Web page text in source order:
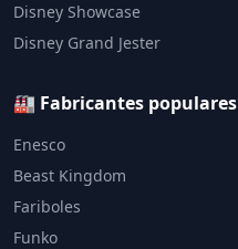
Disney Showcase
Disney Grand Jester
🏭 Fabricantes populares
Enesco
Beast Kingdom
Fariboles
Funko